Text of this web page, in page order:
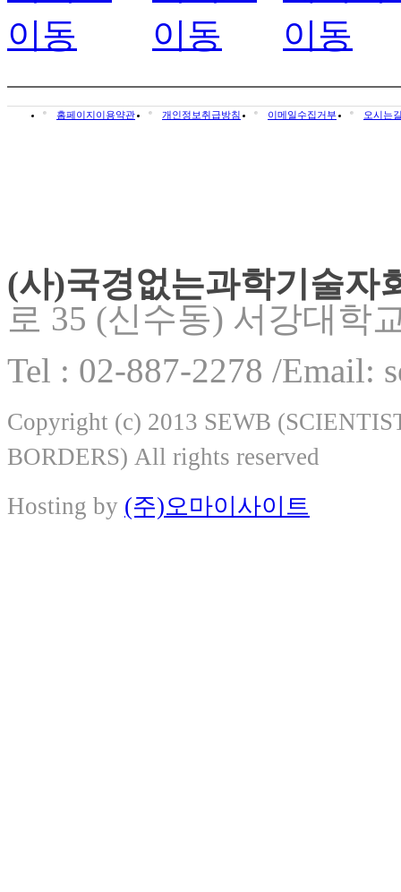
홈페이지이용약관 개인정보취급방침 이메일수집거부 오시는
(사)국경없는과학기술자
로 35 (신수동) 서강대학
Tel : 02-887-2278 /Email:
Copyright (c) 2013 SEWB
BORDERS) All rights reserved
Hosting by (주)오마이사이트